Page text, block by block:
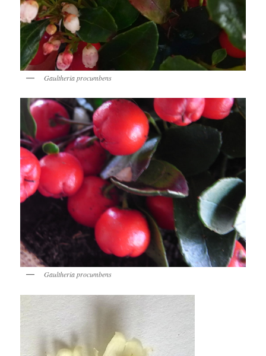
Gaultheria procumbens
Gaultheria procumbens